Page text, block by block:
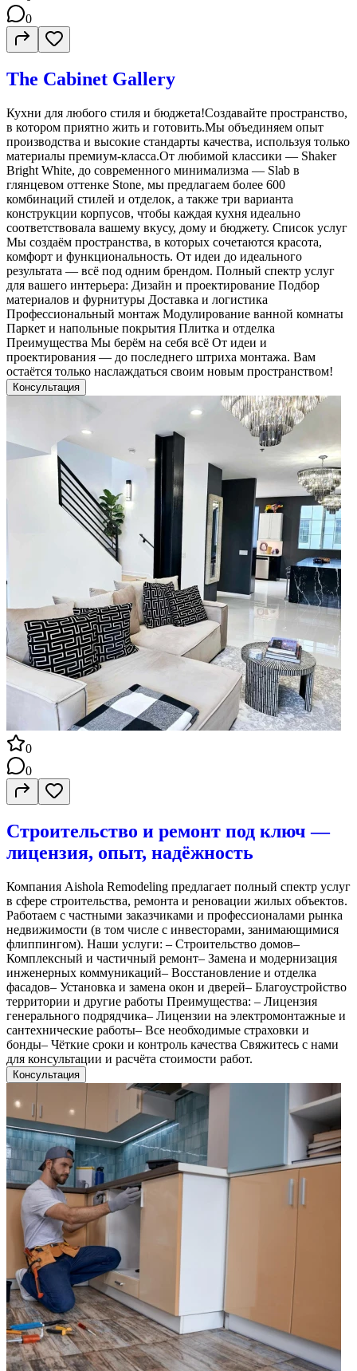
0
The Cabinet Gallery
Кухни для любого стиля и бюджета!Создавайте пространство,
в котором приятно жить и готовить.Мы объединяем опыт
производства и высокие стандарты качества, используя только
материалы премиум-класса.От любимой классики — Shaker
Bright White, до современного минимализма — Slab в
глянцевом оттенке Stone, мы предлагаем более 600
комбинаций стилей и отделок, а также три варианта
конструкции корпусов, чтобы каждая кухня идеально
соответствовала вашему вкусу, дому и бюджету. Список услуг
Мы создаём пространства, в которых сочетаются красота,
комфорт и функциональность. От идеи до идеального
результата — всё под одним брендом. Полный спектр услуг
для вашего интерьера: Дизайн и проектирование Подбор
материалов и фурнитуры Доставка и логистика
Профессиональный монтаж Модулирование ванной комнаты
Паркет и напольные покрытия Плитка и отделка
Преимущества Мы берём на себя всё От идеи и
проектирования — до последнего штриха монтажа. Вам
остаётся только наслаждаться своим новым пространством!
Консультация
0
0
Строительство и ремонт под ключ —
лицензия, опыт, надёжность
Компания Aishola Remodeling предлагает полный спектр услуг
в сфере строительства, ремонта и реновации жилых объектов.
Работаем с частными заказчиками и профессионалами рынка
недвижимости (в том числе с инвесторами, занимающимися
флиппингом). Наши услуги: – Строительство домов–
Комплексный и частичный ремонт– Замена и модернизация
инженерных коммуникаций– Восстановление и отделка
фасадов– Установка и замена окон и дверей– Благоустройство
территории и другие работы Преимущества: – Лицензия
генерального подрядчика– Лицензии на электромонтажные и
сантехнические работы– Все необходимые страховки и
бонды– Чёткие сроки и контроль качества Свяжитесь с нами
для консультации и расчёта стоимости работ.
Консультация